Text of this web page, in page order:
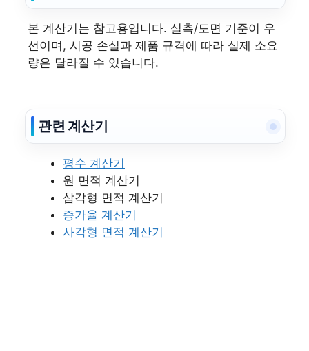
본 계산기는 참고용입니다. 실측/도면 기준이 우
선이며, 시공 손실과 제품 규격에 따라 실제 소요
량은 달라질 수 있습니다.
관련 계산기
평수 계산기
원 면적 계산기
삼각형 면적 계산기
증가율 계산기
사각형 면적 계산기